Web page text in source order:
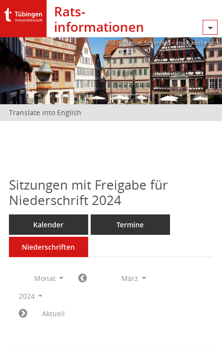
Rats­
informationen
Bild: @Manuel Schönfeld – stock.adobe.com
Translate into English
Sitzungen mit Freigabe für
Niederschrift 2024
Kalender Termine
Niederschriften
Monat
März
2024
Aktuell